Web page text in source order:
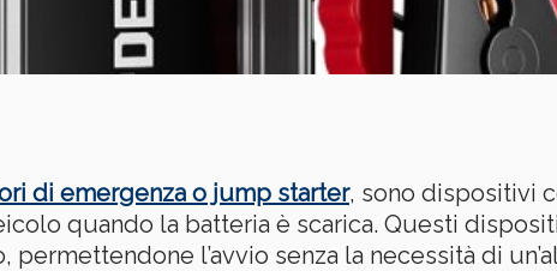
di emergenza o jump starter, sono dispositivi
quando la batteria è scarica. Questi
l’avvio senza la necessità di